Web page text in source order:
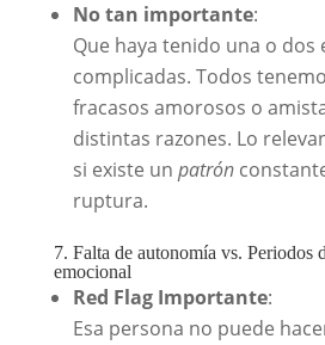
No tan importante:
Que haya tenido una o dos
complicadas. Todos
fracasos amorosos o
distintas razones. Lo
si existe un patrón
ruptura.
7. Falta de autonomía vs. Periodos
emocional
Red Flag Importante:
Esa persona no puede